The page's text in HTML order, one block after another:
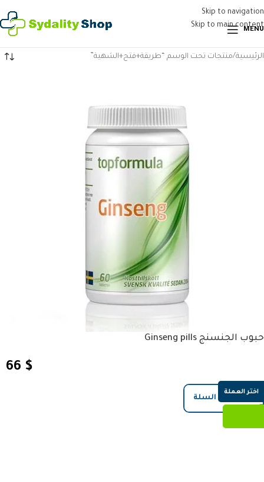
Skip to navigation
Skip to main content
MENU
الرئيسية منتجات تحت الوسم “طريقة+فتح+الشهية”
حبوب الجنسنج Ginseng pills
66 $
إضافة إلى السلة
اختر العملة